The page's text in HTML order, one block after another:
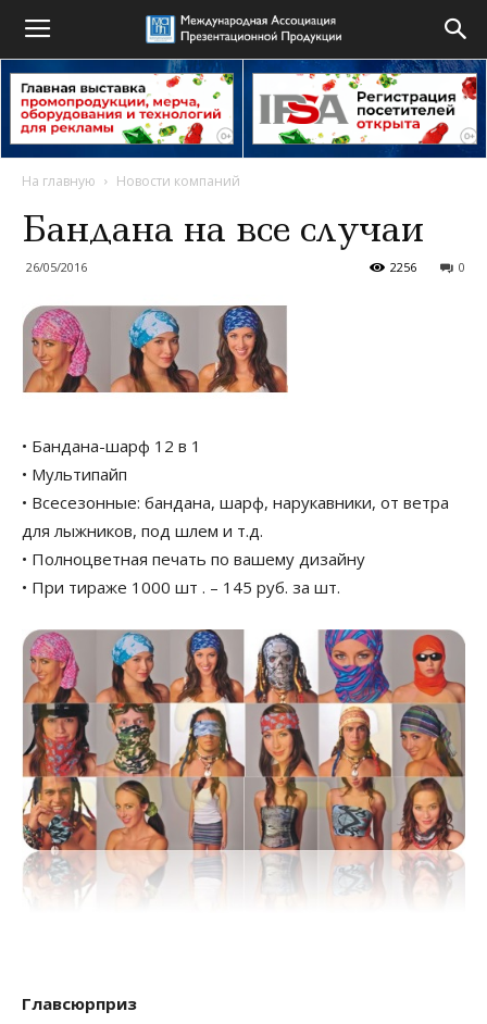
На главную Новости компаний
Бандана на все случаи
26/05/2016 0
2256
• Бандана-шарф 12 в 1
• Мультипайп
• Всесезонные: бандана, шарф, нарукавники, от ветра
для лыжников, под шлем и т.д.
• Полноцветная печать по вашему дизайну
• При тираже 1000 шт . – 145 руб. за шт.
Главсюрприз